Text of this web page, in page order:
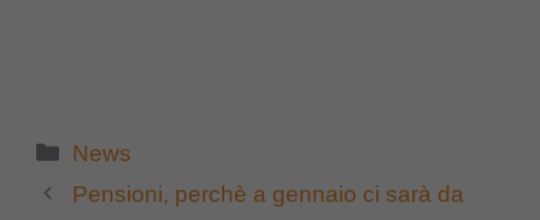
Categorie
News
Pensioni, perchè a gennaio ci sarà da